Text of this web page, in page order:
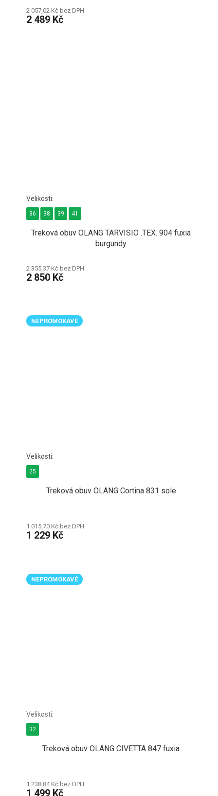
2 057,02 Kč bez DPH
2 489 Kč
Treková obuv OLANG TARVISIO .TEX. 904 fuxia
burgundy
2 355,37 Kč bez DPH
2 850 Kč
36 38 39 41
NEPROMOKAVÉ
Treková obuv OLANG Cortina 831 sole
1 015,70 Kč bez DPH
1 229 Kč
25
NEPROMOKAVÉ
Treková obuv OLANG CIVETTA 847 fuxia
1 238,84 Kč bez DPH
1 499 Kč
32